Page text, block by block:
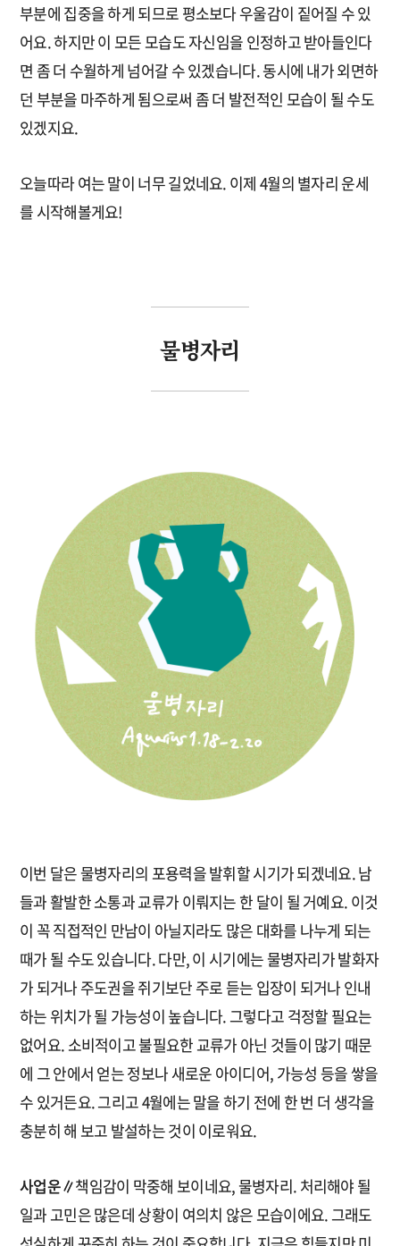
부분에 집중을 하게 되므로 평소보다 우울감이 짙어질 수 있
어요. 하지만 이 모든 모습도 자신임을 인정하고 받아들인다
면 좀 더 수월하게 넘어갈 수 있겠습니다. 동시에 내가 외면하
던 부분을 마주하게 됨으로써 좀 더 발전적인 모습이 될 수도
있겠지요.
오늘따라 여는 말이 너무 길었네요. 이제 4월의 별자리 운세
를 시작해볼게요!
물병자리
이번 달은 물병자리의 포용력을 발휘할 시기가 되겠네요. 남
들과 활발한 소통과 교류가 이뤄지는 한 달이 될 거예요. 이것
이 꼭 직접적인 만남이 아닐지라도 많은 대화를 나누게 되는
때가 될 수도 있습니다. 다만, 이 시기에는 물병자리가 발화자
가 되거나 주도권을 쥐기보단 주로 듣는 입장이 되거나 인내
하는 위치가 될 가능성이 높습니다. 그렇다고 걱정할 필요는
없어요. 소비적이고 불필요한 교류가 아닌 것들이 많기 때문
에 그 안에서 얻는 정보나 새로운 아이디어, 가능성 등을 쌓을
수 있거든요. 그리고 4월에는 말을 하기 전에 한 번 더 생각을
충분히 해 보고 발설하는 것이 이로워요.
사업운∥책임감이 막중해 보이네요, 물병자리. 처리해야 될
일과 고민은 많은데 상황이 여의치 않은 모습이에요. 그래도